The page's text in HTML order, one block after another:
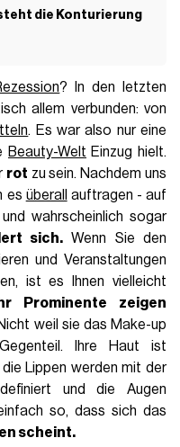
die Konturierung
? In den letzten
allem verbunden: von
. Es war also nur eine
Beauty-Welt Einzug hielt.
rot zu sein. Nachdem uns
es überall
auftragen - auf
wahrscheinlich sogar
sich. Wenn Sie den
und Veranstaltungen
ist es Ihnen vielleicht
Prominente zeigen
weil sie das Make-up
Ihre Haut ist
Lippen werden mit der
definiert und die Augen
so, dass sich das
scheint.